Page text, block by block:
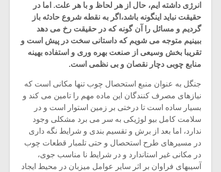
انرژی داشته ایم، حال از هر لحاظ و با هر علت. اما در
حقیقت نباید اینگونه باشد،اگر به نقطه شروع حادثه باز
گردیم و مسائل را آن گونه که در حقیقت رخ می دهد
ببینیم متوجه می شویم که داستانی سخت در پیش است و
تقریبا بخش وسیعی از صنعت بهره وری و استفاده بهینه
منابع چوبی دچار نقصان و بی نظمی است.
جنگل به عنوان منبع استحصال چوب تنها مکانی است که
نیازهای مصرف کنندگان این ماده مهم را تامین می کند و
بسیار ساده است تا درختی بر زمین استوار است و در
سلامت کامل بیو لوژیکی به سر می برد مشکلی وجود
ندارد، اما بعد از برش و تقسیم بندی و شرایط نگه داری
در مسیرهای طرح استحصال و حتی تلمبار قطعات چوب
در مکانی غیر استاندارد و در شرایط نا مناسب جوی،
آسیبهای فراوان بر اثر سایر عوامل میزبان در محیط ایجاد